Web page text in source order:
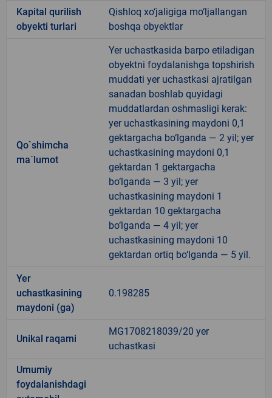
Kapital qurilish
obyekti turlari
Qishloq xo‘jaligiga mo‘ljallangan
boshqa obyektlar
Qo`shimcha
ma`lumot
Yer uchastkasida barpo etiladigan
obyektni foydalanishga topshirish
muddati yer uchastkasi ajratilgan
sanadan boshlab quyidagi
muddatlardan oshmasligi kerak:
yer uchastkasining maydoni 0,1
gektargacha bo‘lganda — 2 yil; yer
uchastkasining maydoni 0,1
gektardan 1 gektargacha
bo‘lganda — 3 yil; yer
uchastkasining maydoni 1
gektardan 10 gektargacha
bo‘lganda — 4 yil; yer
uchastkasining maydoni 10
gektardan ortiq bo‘lganda — 5 yil.
Yer
uchastkasining
maydoni (ga)
0.198285
Unikal raqami
MG1708218039/20 yer
uchastkasi
Umumiy
foydalanishdagi